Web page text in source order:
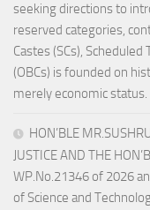
seeking directions to
reserved categories,
Castes (SCs),
(OBCs) is founded on
merely economic status.
HON’BLE
JUSTICE AND THE
WP.No.21346 of 2026
of Science and